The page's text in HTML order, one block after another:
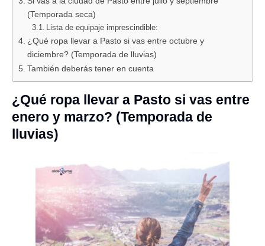
(Temporada seca)
Lista de equipaje imprescindible:
¿Qué ropa llevar a Pasto si vas entre octubre y
diciembre? (Temporada de lluvias)
También deberás tener en cuenta
¿Qué ropa llevar a Pasto si vas entre
enero y marzo? (Temporada de
lluvias)